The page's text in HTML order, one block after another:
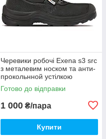
Черевики робочі Exena s3 src
з металевим носком та анти-
прокольнной устілкою
Готово до відправки
1 000 ₴/пара
Купити